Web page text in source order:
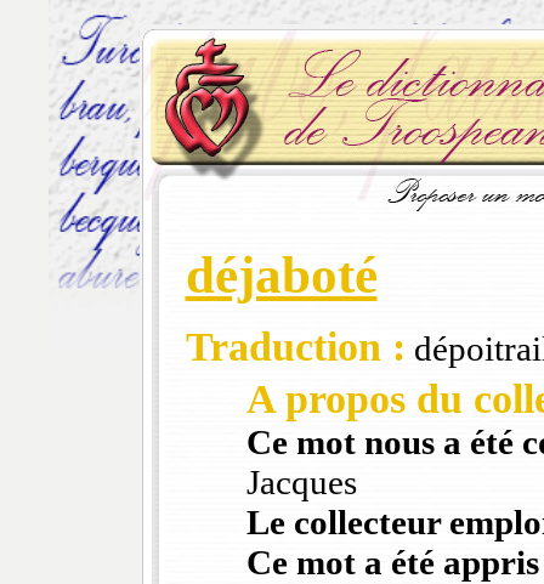
déjaboté
Traduction :
A propos du
Ce mot nous a été
Jacques
Le collecteur
Ce mot a été